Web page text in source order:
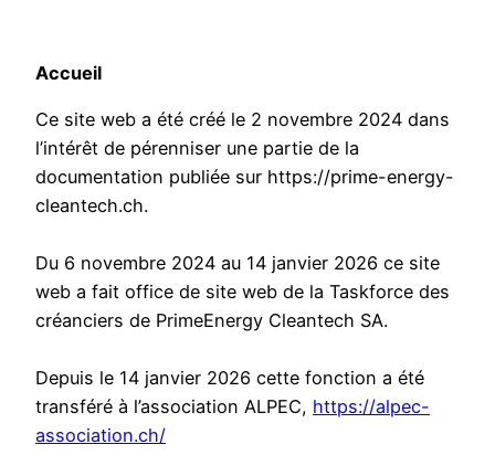
Accueil
Ce site web a été créé le 2 novembre 2024 dans
l’intérêt de pérenniser une partie de la
documentation publiée sur https://prime-energy-
cleantech.ch.
Du 6 novembre 2024 au 14 janvier 2026 ce site
web a fait office de site web de la Taskforce des
créanciers de PrimeEnergy Cleantech SA.
Depuis le 14 janvier 2026 cette fonction a été
transféré à l’association ALPEC, https://alpec-
association.ch/